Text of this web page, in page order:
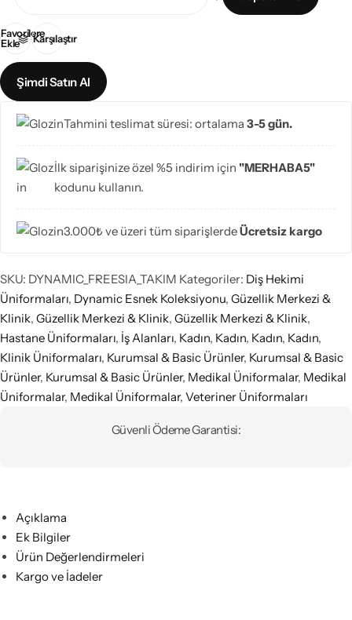
Favorilere
Ekle
Karşılaştır
Şimdi Satın Al
Tahmini teslimat süresi: ortalama 3-5 gün.
İlk siparişinize özel %5 indirim için "MERHABA5"
kodunu kullanın.
3.000₺ ve üzeri tüm siparişlerdeÜcretsiz kargo
SKU: DYNAMIC_FREESIA_TAKIM Kategoriler: Diş Hekimi
Üniformaları, Dynamic Esnek Koleksiyonu, Güzellik Merkezi &
Klinik, Güzellik Merkezi & Klinik, Güzellik Merkezi & Klinik,
Hastane Üniformaları, İş Alanları, Kadın, Kadın, Kadın, Kadın,
Klinik Üniformaları, Kurumsal & Basic Ürünler, Kurumsal & Basic
Ürünler, Kurumsal & Basic Ürünler, Medikal Üniformalar, Medikal
Üniformalar, Medikal Üniformalar, Veteriner Üniformaları
Güvenli Ödeme Garantisi:
Açıklama
Ek Bilgiler
Ürün Değerlendirmeleri
Kargo ve İadeler